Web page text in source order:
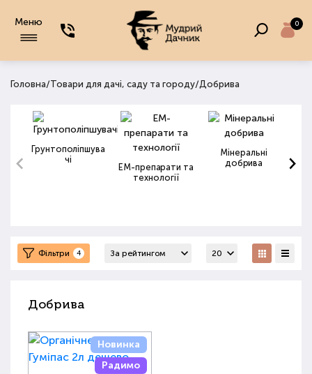
Меню 0
Головна/Товари для дачі, саду та городу/Добрива
Грунтополіпшува
чі
ЕМ-препарати та
технології
Мінеральні
добрива
Фільтри 4
Добрива
Новинка
Радимо